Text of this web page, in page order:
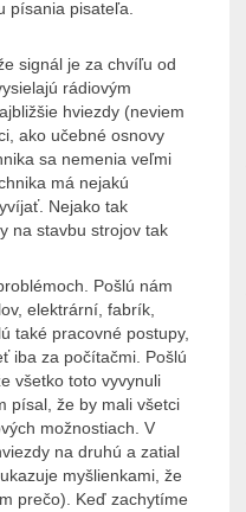
písania pisateľa.
signál je za chvíľu od
rádiovým
hviezdy (neviem
ako učebné osnovy
sa nemenia veľmi
má nejakú
Nejako tak
na stavbu strojov tak
Pošlú nám
elektrární, fabrík,
také pracovné postupy,
iba za počítačmi. Pošlú
všetko toto vyvynuli
písal, že by mali všetci
možnostiach. V
na druhú a zatial
myšlienkami, že
prečo). Keď zachytíme